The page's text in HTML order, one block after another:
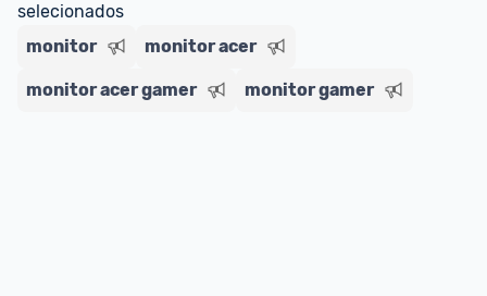
selecionados
monitor
monitor acer
monitor acer gamer monitor gamer